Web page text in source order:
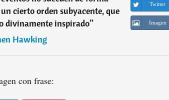
cierto orden subyacente, que
divinamente inspirado”
Hawking
Twitter
Imagen
con frase: